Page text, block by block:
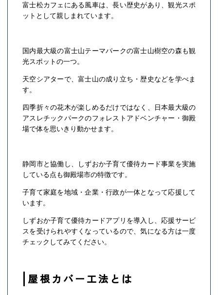
富士松カフェにある風車は、長い歴史があり、観光スポ
ットとして親しまれています。
国内最大級の富士山テーマパークの富士山樹空の森も観
光スポットの一つ。
天空シアターで、富士山の成り立ち・歴史などを学べま
す。
四季折々の花木が楽しめるだけではなく、日本最大級の
アスレチックパークのフォレストアドベンチャー・御殿
場で体を思いきり動かせます。
静岡市と協働し、しずおか子育て優待カード事業を実施
している点も御殿場市の特徴です。
子育て家庭を地域・企業・行政が一体となって応援して
います。
しずおか子育て優待カードアプリを導入し、応援サービ
スを受けられやすくなっているので、気になる方は一度
チェックしてみてください。
屋根カバー工法とは